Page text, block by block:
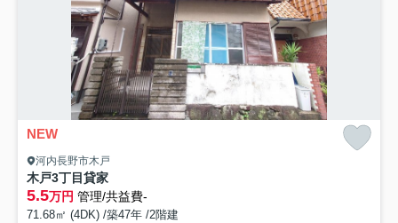
NEW
河内長野市木戸
木戸3丁目貸家
5.5万円 管理/共益費-
71.68㎡ (4DK) /築47年 /2階建